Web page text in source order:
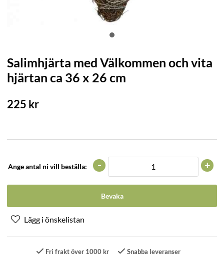
Salimhjärta med Välkommen och vita
hjärtan ca 36 x 26 cm
225 kr
Ange antal ni vill beställa: +
-
Bevaka
Fri frakt över 1000 kr Snabba leveranser